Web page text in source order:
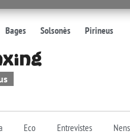
Bages Solsonès Pirineus
Eco Entrevistes